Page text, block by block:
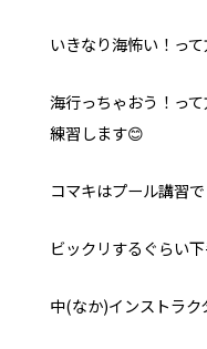
いきなり海怖い！って
海行っちゃおう！っ
練習します😊
コマキはプール講習で
ビックリするぐらい下
中(なか)インストラク